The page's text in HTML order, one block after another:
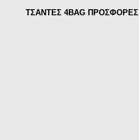
ΤΣΑΝΤΕΣ 4BAG ΠΡΟΣΦΟΡΕΣ